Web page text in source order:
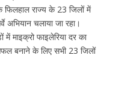
फिलहाल राज्य के 23 जिलों में
अभियान चलाया जा रहा।
माइक्रो फाइलेरिया दर का
बनाने के लिए सभी 23 जिलों